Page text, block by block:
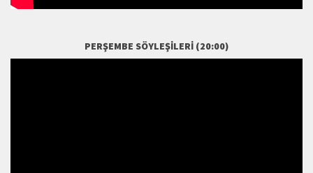
PERŞEMBE SÖYLEŞILERI (20:00)